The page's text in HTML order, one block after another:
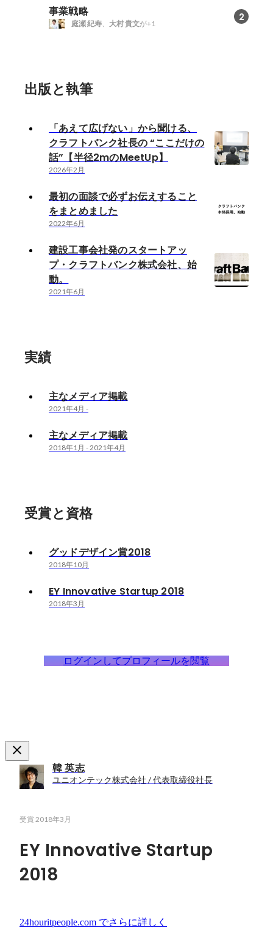
事業戦略 2
庭瀬 紀寿、 大村 貴文が+1
出版と執筆
「あえて広げない」から聞ける、
クラフトバンク社長の “ここだけの
話”【半径2mのMeetUp】
2026年2月
最初の面談で必ずお伝えすること
をまとめました
2022年6月
建設工事会社発のスタートアッ
プ・クラフトバンク株式会社、始
動。
2021年6月
実績
主なメディア掲載
2021年4月 -
主なメディア掲載
2018年1月 -2021年4月
受賞と資格
グッドデザイン賞2018
2018年10月
EY Innovative Startup 2018
2018年3月
ログインしてプロフィールを閲覧
韓 英志
ユニオンテック株式会社 / 代表取締役社長
受賞2018年3月
EY Innovative Startup
2018
24houritpeople.com でさらに詳しく